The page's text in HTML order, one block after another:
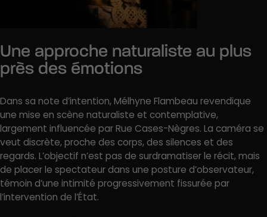
Une approche naturaliste au plus
près des émotions
Dans sa note d’intention, Mélhyne Flambeau revendique
une mise en scène naturaliste et contemplative,
largement influencée par Rue Cases-Nègres. La caméra se
veut discrète, proche des corps, des silences et des
regards. L’objectif n’est pas de surdramatiser le récit, mais
de placer le spectateur dans une posture d’observateur,
témoin d’une intimité progressivement fissurée par
l’intervention de l’État.